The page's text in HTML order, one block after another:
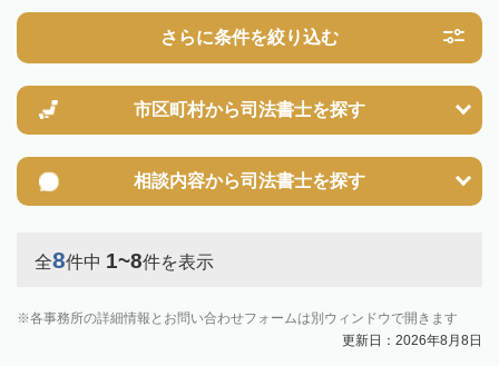
さらに条件を絞り込む
市区町村から司法書士を探す
相談内容から司法書士を探す
全8件中 1~8件を表示
各事務所の詳細情報とお問い合わせフォームは別ウィンドウで開きます
更新日：2026年8月8日